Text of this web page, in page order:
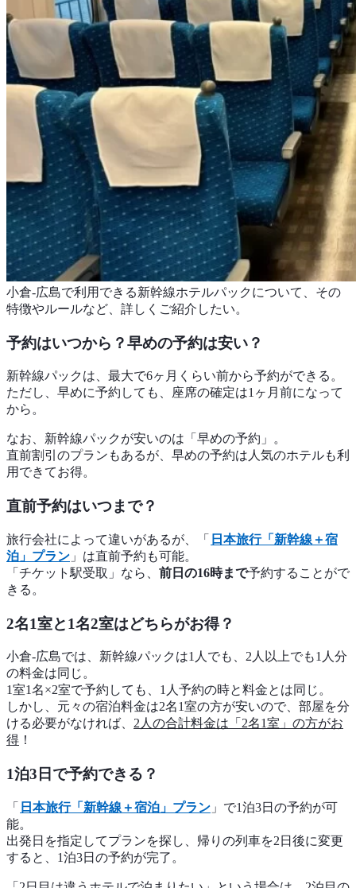
小倉-広島で利用できる新幹線ホテルパックについて、その
特徴やルールなど、詳しくご紹介したい。
予約はいつから？早めの予約は安い？
新幹線パックは、最大で6ヶ月くらい前から予約ができる。
ただし、早めに予約しても、座席の確定は1ヶ月前になって
から。
なお、新幹線パックが安いのは「早めの予約」。
直前割引のプランもあるが、早めの予約は人気のホテルも利
用できてお得。
直前予約はいつまで？
旅行会社によって違いがあるが、「
日本旅行「新幹線＋宿
泊」プラン 」は直前予約も可能。
「チケット駅受取」なら、 前日の16時まで予約することがで
きる。
2名1室と1名2室はどちらがお得？
小倉-広島では、新幹線パックは1人でも、2人以上でも1人分
の料金は同じ。
1室1名×2室で予約しても、1人予約の時と料金とは同じ。
しかし、元々の宿泊料金は2名1室の方が安いので、部屋を分
ける必要がなければ、 2人の合計料金は「2名1室」の方がお
得 ！
1泊3日で予約できる？
「 日本旅行「新幹線＋宿泊」プラン 」で1泊3日の予約が可
能。
出発日を指定してプランを探し、帰りの列車を2日後に変更
すると、1泊3日の予約が完了。